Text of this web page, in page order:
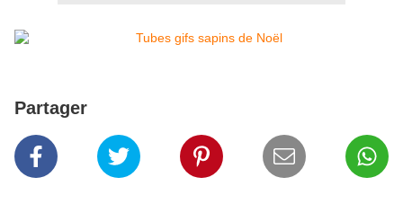
Partager